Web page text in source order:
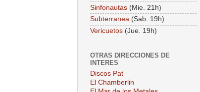
Sinfonautas (Mie. 21h)
Subterranea (Sab. 19h)
Vericuetos (Jue. 19h)
OTRAS DIRECCIONES DE
INTERES
Discos Pat
El Chamberlin